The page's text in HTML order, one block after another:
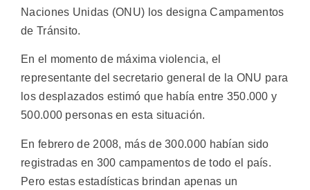
Naciones Unidas (ONU) los designa Campamentos
de Tránsito.
En el momento de máxima violencia, el
representante del secretario general de la ONU para
los desplazados estimó que había entre 350.000 y
500.000 personas en esta situación.
En febrero de 2008, más de 300.000 habían sido
registradas en 300 campamentos de todo el país.
Pero estas estadísticas brindan apenas un